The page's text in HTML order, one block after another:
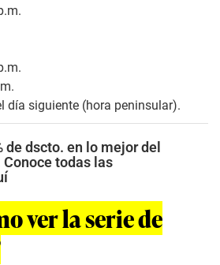
día siguiente (hora peninsular).
de dscto. en lo mejor del
todas las
ver la serie de